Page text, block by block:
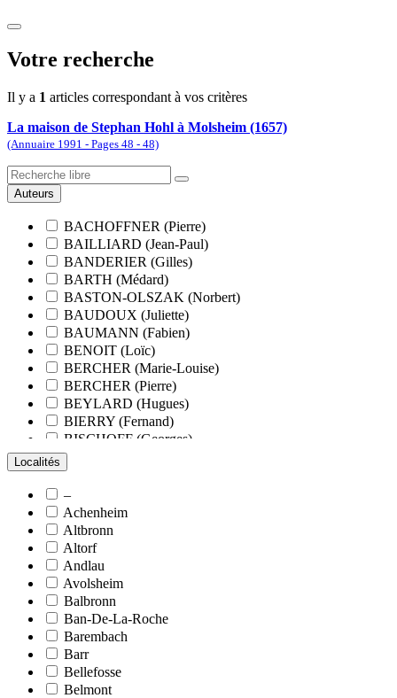
Votre recherche
Il y a 1 articles correspondant à vos critères
La maison de Stephan Hohl à Molsheim (1657)
(Annuaire 1991 - Pages 48 - 48)
Auteurs
BACHOFFNER (Pierre)
BAILLIARD (Jean-Paul)
BANDERIER (Gilles)
BARTH (Médard)
BASTON-OLSZAK (Norbert)
BAUDOUX (Juliette)
BAUMANN (Fabien)
BENOIT (Loïc)
BERCHER (Marie-Louise)
BERCHER (Pierre)
BEYLARD (Hugues)
BIERRY (Fernand)
BISCHOFF (Georges)
BLANCHARD (François)
BLANCHARD (Pierre-Valentin)
BLUMENROEDER (Quentin)
BOEHLER (Jean-Michel)
BOËS (Simone)
BORNERT (René)
BOUR (Bernard)
BOURCART (Jean)
BOUVET (Maurice)
BOXBERGER (Romain)
BRAUN (Jean)
BRAUN (Suzanne)
BRETZ (Nicolas)
Localités
–
Achenheim
Altbronn
Altorf
Andlau
Avolsheim
Balbronn
Ban-De-La-Roche
Barembach
Barr
Bellefosse
Belmont